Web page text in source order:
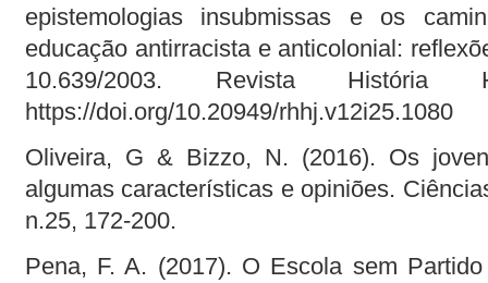
epistemologias insubmissas e os
educação antirracista e anticolonial:
10.639/2003. Revista História
https://doi.org/10.20949/rhhj.v12i25.1080
Oliveira, G & Bizzo, N. (2016). Os
algumas características e opiniões.
n.25, 172-200.
Pena, F. A. (2017). O Escola sem